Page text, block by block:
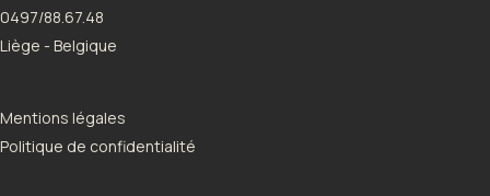
0497/88.67.48
Liège - Belgique
Mentions légales
Politique de confidentialité